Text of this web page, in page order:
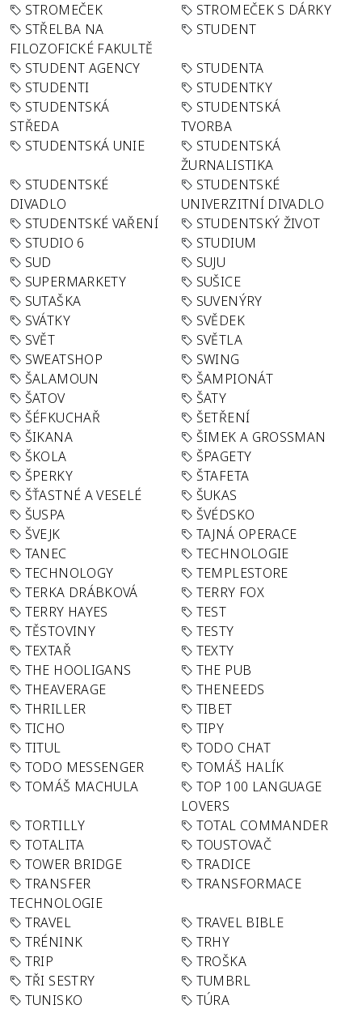
STROMEČEK
STROMEČEK S DÁRKY
STŘELBA NA
FILOZOFICKÉ FAKULTĚ
STUDENT
STUDENT AGENCY
STUDENTA
STUDENTI
STUDENTKY
STUDENTSKÁ
STŘEDA
STUDENTSKÁ
TVORBA
STUDENTSKÁ UNIE
STUDENTSKÁ
ŽURNALISTIKA
STUDENTSKÉ
DIVADLO
STUDENTSKÉ
UNIVERZITNÍ DIVADLO
STUDENTSKÉ VAŘENÍ
STUDENTSKÝ ŽIVOT
STUDIO 6
STUDIUM
SUD
SUJU
SUPERMARKETY
SUŠICE
SUTAŠKA
SUVENÝRY
SVÁTKY
SVĚDEK
SVĚT
SVĚTLA
SWEATSHOP
SWING
ŠALAMOUN
ŠAMPIONÁT
ŠATOV
ŠATY
ŠÉFKUCHAŘ
ŠETŘENÍ
ŠIKANA
ŠIMEK A GROSSMAN
ŠKOLA
ŠPAGETY
ŠPERKY
ŠTAFETA
ŠŤASTNÉ A VESELÉ
ŠUKAS
ŠUSPA
ŠVÉDSKO
ŠVEJK
TAJNÁ OPERACE
TANEC
TECHNOLOGIE
TECHNOLOGY
TEMPLESTORE
TERKA DRÁBKOVÁ
TERRY FOX
TERRY HAYES
TEST
TĚSTOVINY
TESTY
TEXTAŘ
TEXTY
THE HOOLIGANS
THE PUB
THEAVERAGE
THENEEDS
THRILLER
TIBET
TICHO
TIPY
TITUL
TODO CHAT
TODO MESSENGER
TOMÁŠ HALÍK
TOMÁŠ MACHULA
TOP 100 LANGUAGE
LOVERS
TORTILLY
TOTAL COMMANDER
TOTALITA
TOUSTOVAČ
TOWER BRIDGE
TRADICE
TRANSFER
TECHNOLOGIE
TRANSFORMACE
TRAVEL
TRAVEL BIBLE
TRÉNINK
TRHY
TRIP
TROŠKA
TŘI SESTRY
TUMBRL
TUNISKO
TÚRA